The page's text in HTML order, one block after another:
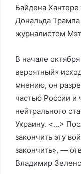
Байдена Хантере
Дональда
журналистом
В начале
вероятный»
мнению, он
частью России и
нейтрального
Украину. <…>
закончить эту
закончить», —
Владимир